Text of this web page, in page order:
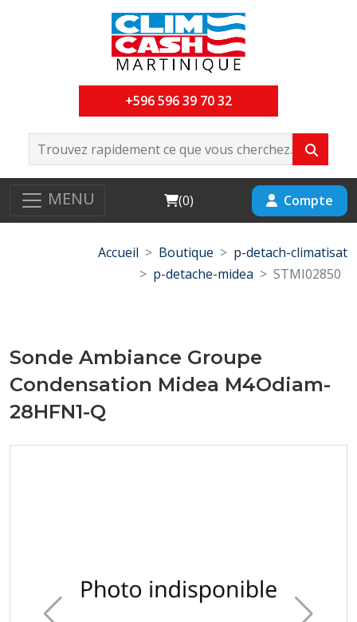
+596 596 39 70 32
MENU Cart
(0) Compte
Accueil Boutique
p-detach-climatisat
p-detache-midea
STMI02850
Sonde Ambiance Groupe
Condensation Midea M4Odiam-
28HFN1-Q